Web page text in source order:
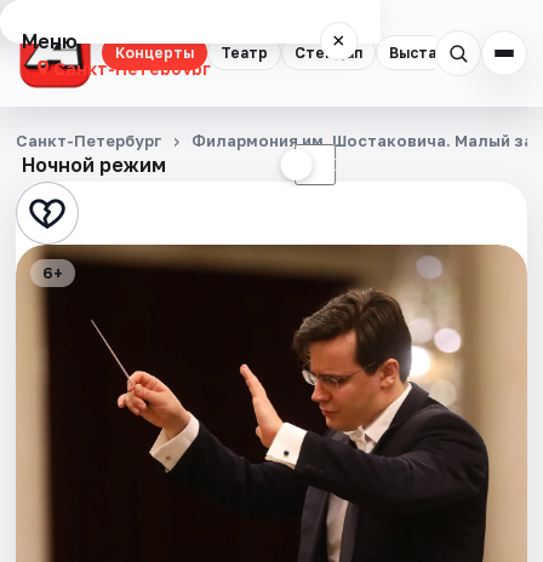
Концерты Театр Стендап Выставки
Меню ×
Санкт-Петербург
Концерты
Театр
Стендап
Экскурсии
Ночной режим ☾
Санкт-Петербург Филармония им. Шостаковича. Малый
6+